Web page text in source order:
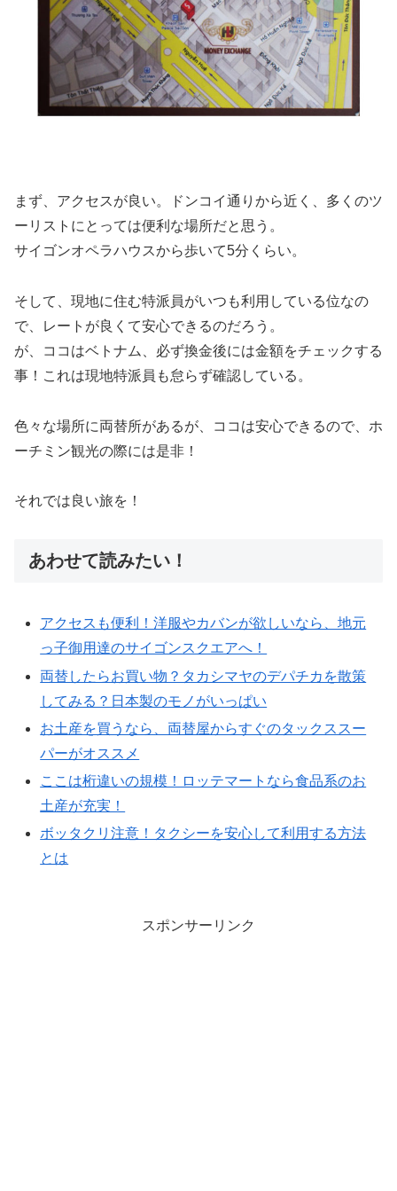
まず、アクセスが良い。ドンコイ通りから近く、多くのツ
ーリストにとっては便利な場所だと思う。
サイゴンオペラハウスから歩いて5分くらい。
そして、現地に住む特派員がいつも利用している位なの
で、レートが良くて安心できるのだろう。
が、ココはベトナム、必ず換金後には金額をチェックする
事！これは現地特派員も怠らず確認している。
色々な場所に両替所があるが、ココは安心できるので、ホ
ーチミン観光の際には是非！
それでは良い旅を！
あわせて読みたい！
アクセスも便利！洋服やカバンが欲しいなら、地元
っ子御用達のサイゴンスクエアへ！
両替したらお買い物？タカシマヤのデパチカを散策
してみる？日本製のモノがいっぱい
お土産を買うなら、両替屋からすぐのタックススー
パーがオススメ
ここは桁違いの規模！ロッテマートなら食品系のお
土産が充実！
ボッタクリ注意！タクシーを安心して利用する方法
とは
スポンサーリンク